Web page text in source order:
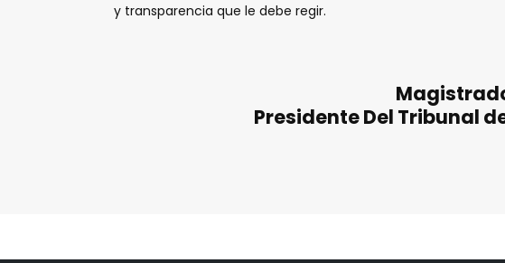
y transparencia que le debe regir.
Presidente Del Tribunal